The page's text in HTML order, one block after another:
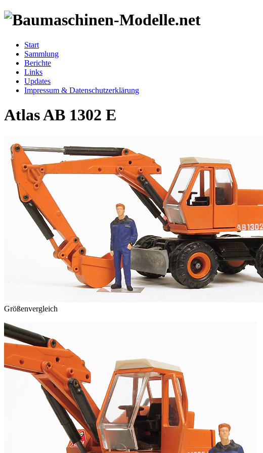
Start
Sammlung
Berichte
Links
Updates
Impressum & Datenschutzerklärung
Atlas AB 1302 E
Größenvergleich